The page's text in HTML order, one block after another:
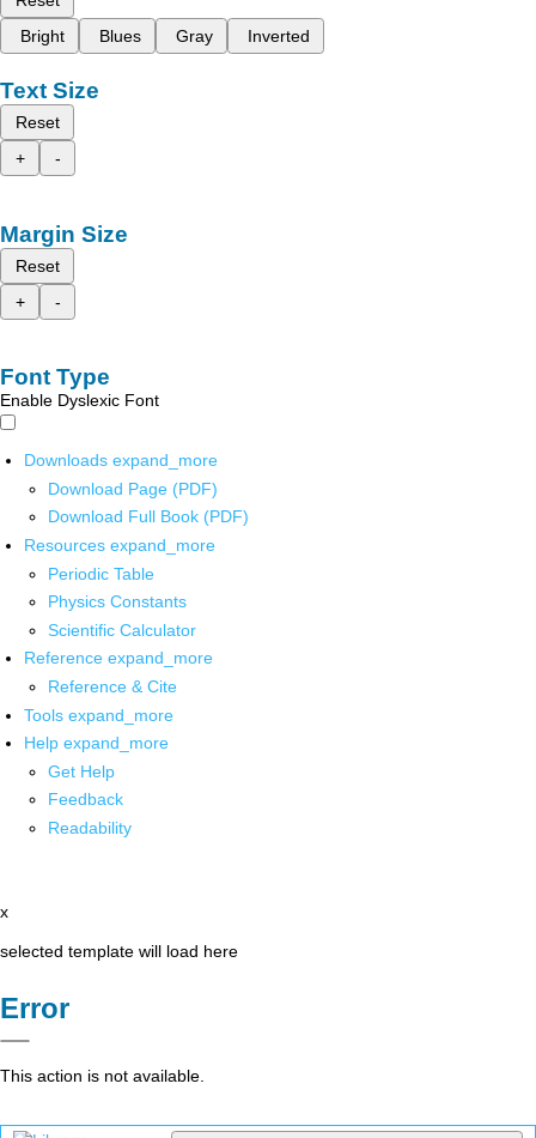
Bright
Blues Gray Inverted
Text Size
Reset
+
-
Margin Size
Reset
+
-
Font Type
Enable Dyslexic Font
Downloads expand_more
Download Page (PDF)
Download Full Book (PDF)
Resources expand_more
Periodic Table
Physics Constants
Scientific Calculator
Reference expand_more
Reference & Cite
Tools expand_more
Help expand_more
Get Help
Feedback
Readability
x
selected template will load here
Error
This action is not available.